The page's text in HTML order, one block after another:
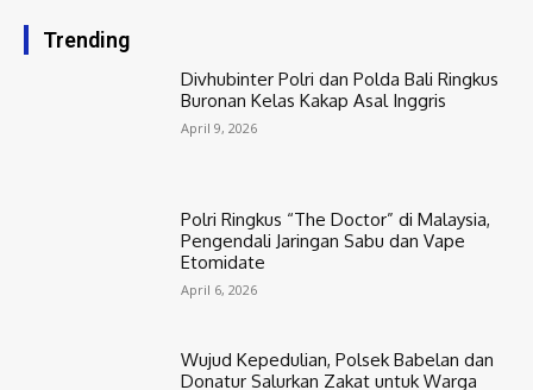
Trending
Divhubinter Polri dan Polda Bali Ringkus
Buronan Kelas Kakap Asal Inggris
April 9, 2026
Polri Ringkus “The Doctor” di Malaysia,
Pengendali Jaringan Sabu dan Vape
Etomidate
April 6, 2026
Wujud Kepedulian, Polsek Babelan dan
Donatur Salurkan Zakat untuk Warga